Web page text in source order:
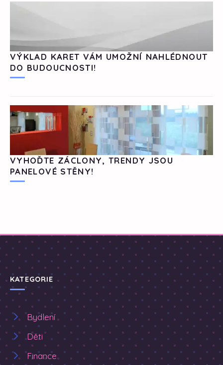
VÝKLAD KARET VÁM UMOŽNÍ NAHLÉDNOUT
DO BUDOUCNOSTI!
VYHOĎTE ZÁCLONY, TRENDY JSOU
PANELOVÉ STĚNY!
KATEGORIE
Bydlení
Děti
Finance